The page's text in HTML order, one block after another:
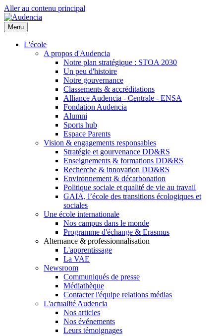
Aller au contenu principal
Menu
L'école
A propos d'Audencia
Notre plan stratégique : STOA 2030
Un peu d'histoire
Notre gouvernance
Classements & accréditations
Alliance Audencia - Centrale - ENSA
Fondation Audencia
Alumni
Sports hub
Espace Parents
Vision & engagements responsables
Stratégie et gourvenance DD&RS
Enseignements & formations DD&RS
Recherche & innovation DD&RS
Environnement & décarbonation
Politique sociale et qualité de vie au travail
GAIA, l’école des transitions écologiques et
sociales
Une école internationale
Nos campus dans le monde
Programme d'échange & Erasmus
Alternance & professionnalisation
L'apprentissage
La VAE
Newsroom
Communiqués de presse
Médiathèque
Contacter l'équipe relations médias
L'actualité Audencia
Nos articles
Nos événements
Leurs témoignages